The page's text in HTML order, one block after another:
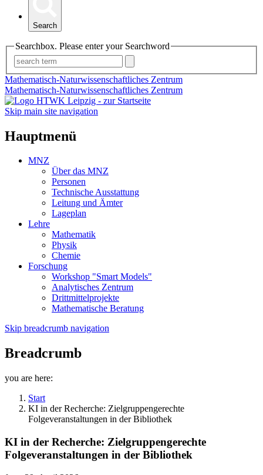
Search
Searchbox. Please enter your Searchword
Mathematisch-Naturwissenschaftliches Zentrum
Mathematisch-Naturwissenschaftliches Zentrum
Skip main site navigation
Hauptmenü
MNZ
Über das MNZ
Personen
Technische Ausstattung
Leitung und Ämter
Lageplan
Lehre
Mathematik
Physik
Chemie
Forschung
Workshop "Smart Models"
Analytisches Zentrum
Drittmittelprojekte
Mathematische Beratung
Skip breadcrumb navigation
Breadcrumb
you are here:
Start
KI in der Recherche: Zielgruppengerechte
Folgeveranstaltungen in der Bibliothek
KI in der Recherche: Zielgruppengerechte
Folgeveranstaltungen in der Bibliothek